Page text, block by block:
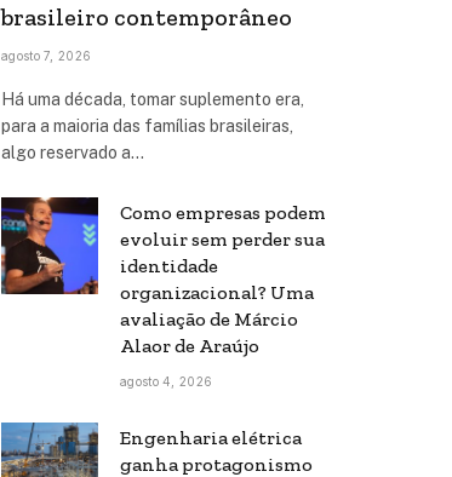
brasileiro contemporâneo
agosto 7, 2026
Há uma década, tomar suplemento era,
para a maioria das famílias brasileiras,
algo reservado a…
Como empresas podem
evoluir sem perder sua
identidade
organizacional? Uma
avaliação de Márcio
Alaor de Araújo
agosto 4, 2026
Engenharia elétrica
ganha protagonismo